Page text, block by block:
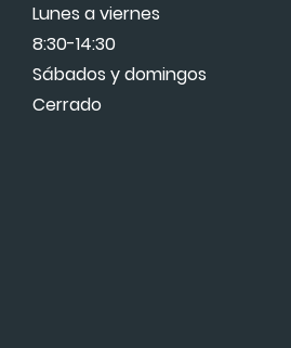
Lunes a viernes
8:30-14:30
Sábados y domingos
Cerrado